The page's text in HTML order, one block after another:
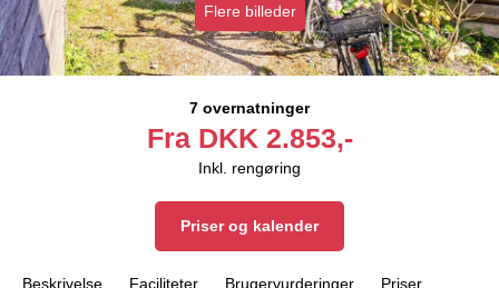
Flere billeder
7 overnatninger
Fra DKK 2.853,-
Inkl. rengøring
Priser og kalender
Beskrivelse Faciliteter Brugervurderinger
Priser